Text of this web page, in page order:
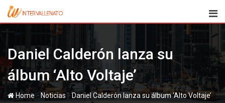
Skip
content
Daniel Calderón lanza su
álbum ‘Alto Voltaje’
Home -Noticias -Daniel Calderón lanza su álbum ‘Alto Voltaje’